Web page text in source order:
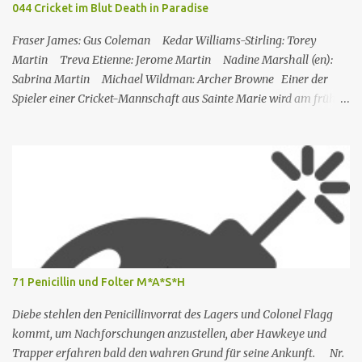
Rachel einen Zeitschriftenartikel geschrieben hat, in dem sie sie
erwähnt, kritisiert Nicole Rachels Arbeit,...
044 Cricket im Blut Death in Paradise
Fraser James: Gus Coleman Kedar Williams-Stirling: Torey
Martin Treva Etienne: Jerome Martin Nadine Marshall (en):
Sabrina Martin Michael Wildman: Archer Browne Einer der
Spieler einer Cricket-Mannschaft aus Sainte Marie wird am frühen
seinen Sohn in ein Krankenhaus in den USA schicken zu können,
und er hatte den Sieg mit einigen Teammitgliedern die ganze
Nacht lang gefeiert. In der Zwischenzeit muss Martha nach
England zurückkehren, was Humphrey sehr bedauert. Die
Mitglieder des Cricketclubs feiern den Sieg eines Spiels, ein
Mitglied des Clubs, Jerome, geht Bier holen und wird dann von
seinem Freund Gus tot vor dem Club aufgefunden. Humhrey und
Sabrina und Torey (die Frau bzw. der Sohn des Op...
71 Penicillin und Folter M*A*S*H
Diebe stehlen den Penicillinvorrat des Lagers und Colonel Flagg
kommt, um Nachforschungen anzustellen, aber Hawkeye und
Trapper erfahren bald den wahren Grund für seine Ankunft. Nr.